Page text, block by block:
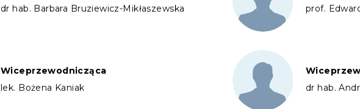
dr hab. Barbara Bruziewicz-Mikłaszewska
prof.
Wiceprzewodnicząca
lek. Bożena Kaniak
dr hab.